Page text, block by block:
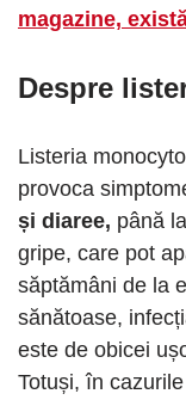
magazine,
Despre
Listeria
provoca
și diaree, până
gripe, care pot
săptămâni de la
sănătoase,
este de obicei
Totuși, în